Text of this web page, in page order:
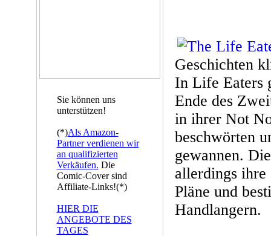
Sie können uns
unterstützen!
(*)Als Amazon-
Partner verdienen wir
an qualifizierten
Verkäufen. Die
Comic-Cover sind
Affiliate-Links!(*)
HIER DIE
ANGEBOTE DES
TAGES
Geschichten
In Life Eaters
Ende des
in ihrer Not
beschwörten
gewannen.
allerdings ihre
Pläne und
Handlangern.